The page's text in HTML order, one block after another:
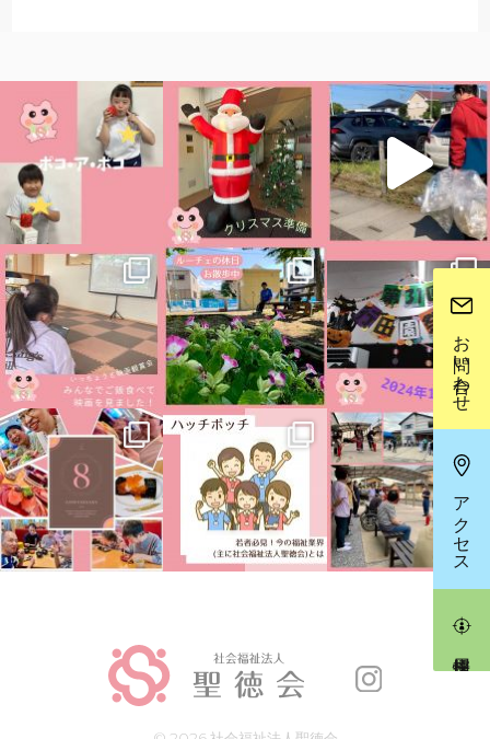
お問い合わせ
アクセス